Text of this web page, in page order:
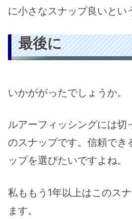
に小さなスナップ良いとい
最後に
いかががったでしょうか。
ルアーフィッシングには切
のスナップです。信頼でき
ップを選びたいですよね。
私ももう1年以上はこのス
ます。